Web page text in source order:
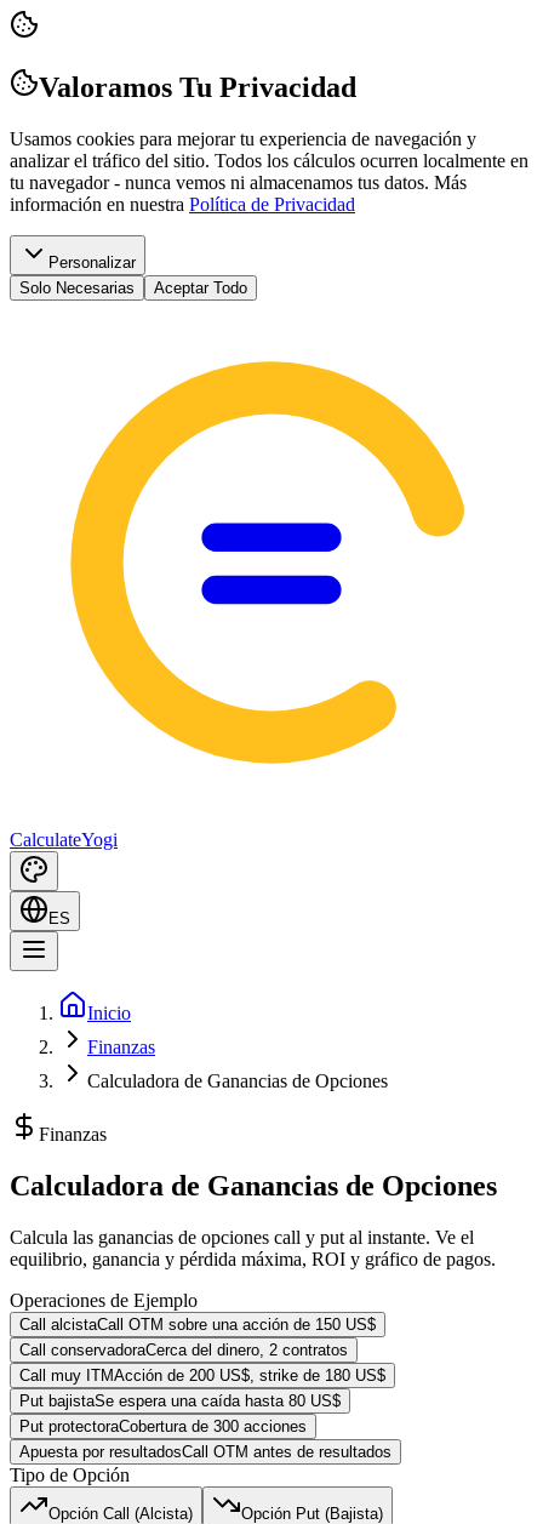
Valoramos Tu Privacidad
Usamos cookies para mejorar tu experiencia de navegación y
analizar el tráfico del sitio. Todos los cálculos ocurren localmente en
tu navegador - nunca vemos ni almacenamos tus datos. Más
información en nuestra Política de Privacidad
Personalizar
Solo Necesarias
Aceptar Todo
CalculateYogi
ES
Inicio
Finanzas
Calculadora de Ganancias de Opciones
Finanzas
Calculadora de Ganancias de Opciones
Calcula las ganancias de opciones call y put al instante. Ve el
equilibrio, ganancia y pérdida máxima, ROI y gráfico de pagos.
Operaciones de Ejemplo
Call alcistaCall OTM sobre una acción de 150 US$
Call conservadoraCerca del dinero, 2 contratos
Call muy ITMAcción de 200 US$, strike de 180 US$
Put bajistaSe espera una caída hasta 80 US$
Put protectoraCobertura de 300 acciones
Apuesta por resultadosCall OTM antes de resultados
Tipo de Opción
Opción Call (Alcista) Opción Put (Bajista)